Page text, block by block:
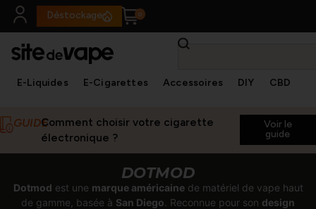
Panneau de gestion des cookies
Déstockage
E-Liquides E-Cigarettes Accessoires DIY CBD
GUIDEComment choisir votre cigarette
électronique ?
Voir le
guide
DOTMOD
Dotmod est une marque américainede matériel de vape haut
de gamme, basée à San Diego . Reconnue pour son design